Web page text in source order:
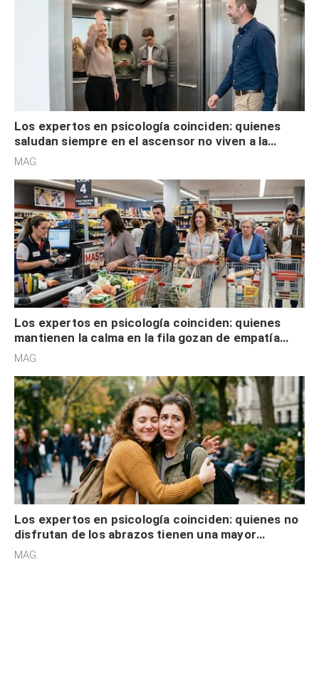
Los expertos en psicología coinciden: quienes
saludan siempre en el ascensor no viven a la
defensiva y tienen apertura social
MAG.
Los expertos en psicología coinciden: quienes
mantienen la calma en la fila gozan de empatía
cognitiva, gratitud y no solo tienen autocontrol
MAG.
Los expertos en psicología coinciden: quienes no
disfrutan de los abrazos tienen una mayor
sensibilidad a los estímulos físicos y no es por
MAG.